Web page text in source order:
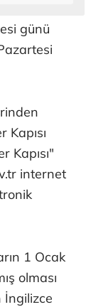
günü
Kapısı
Kapısı"
internet
1 Ocak
olması
İngilizce